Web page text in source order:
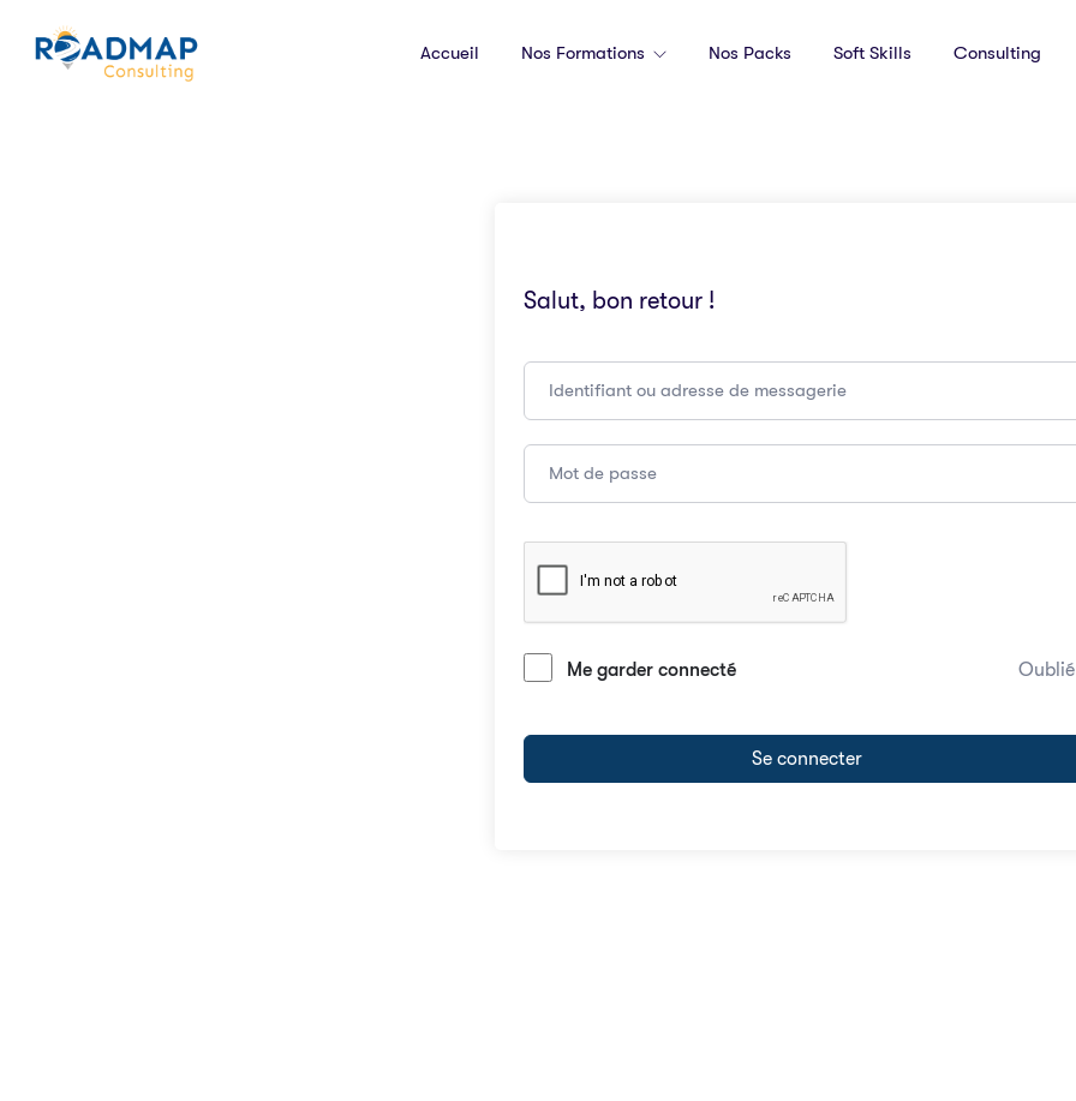
Accueil Nos Formations Nos Packs Soft Skills Consulting
Salut, bon retour !
Me garder connecté
Se connecter